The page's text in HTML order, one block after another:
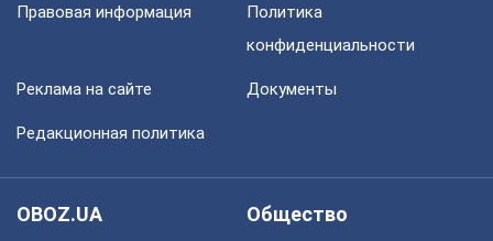
Правовая информация
Политика
конфиденциальности
Реклама на сайте Документы
Редакционная политика
OBOZ.UA
Общество